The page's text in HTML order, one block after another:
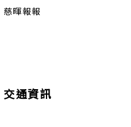
慈暉報報
交通資訊